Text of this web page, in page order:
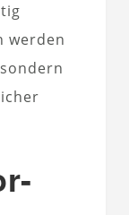
werden